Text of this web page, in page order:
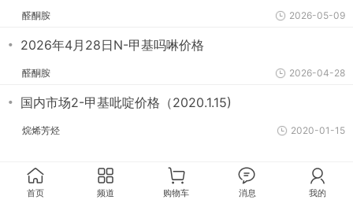
醛酮胺 2026-05-09
・ 2026年4月28日N-甲基吗啉价格
醛酮胺 2026-04-28
・ 国内市场2-甲基吡啶价格（2020.1.15)
烷烯芳烃 2020-01-15
首页 频道 购物车 消息 我的